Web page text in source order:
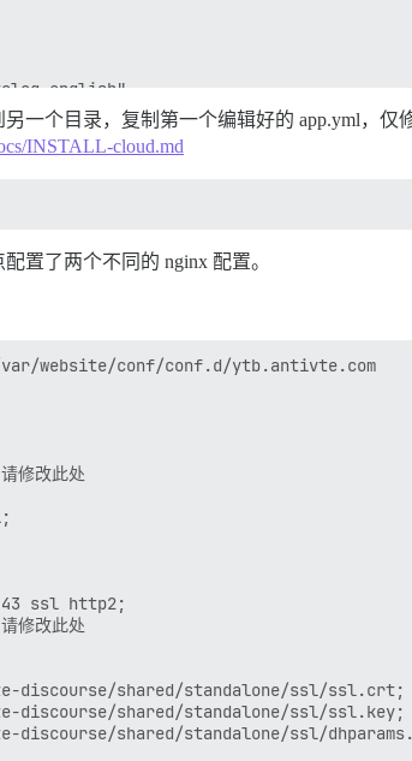
以内。
，您也可以手动覆盖
项）启动，请取消注释
箱列表，以逗号分隔
一个目录，复制第一个编辑好的 app.yml，
INSTALL-cloud.md
置了两个不同的 nginx 配置。
var/website/conf/conf.d/ytb.antivte.com
修改此处
ssl http2;
修改此处
discourse/shared/standalone/ssl/ssl.crt;
discourse/shared/standalone/ssl/ssl.key;
discourse/shared/standalone/ssl/